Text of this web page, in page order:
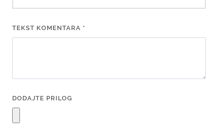
TEKST KOMENTARA *
DODAJTE PRILOG